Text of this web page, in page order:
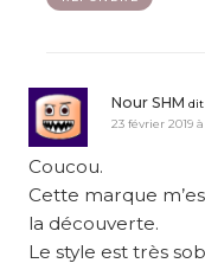
Nour SHM dit
23 février 2019
Coucou.
Cette marque
la découverte.
Le style est très